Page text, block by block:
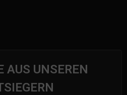
AUS UNSEREN